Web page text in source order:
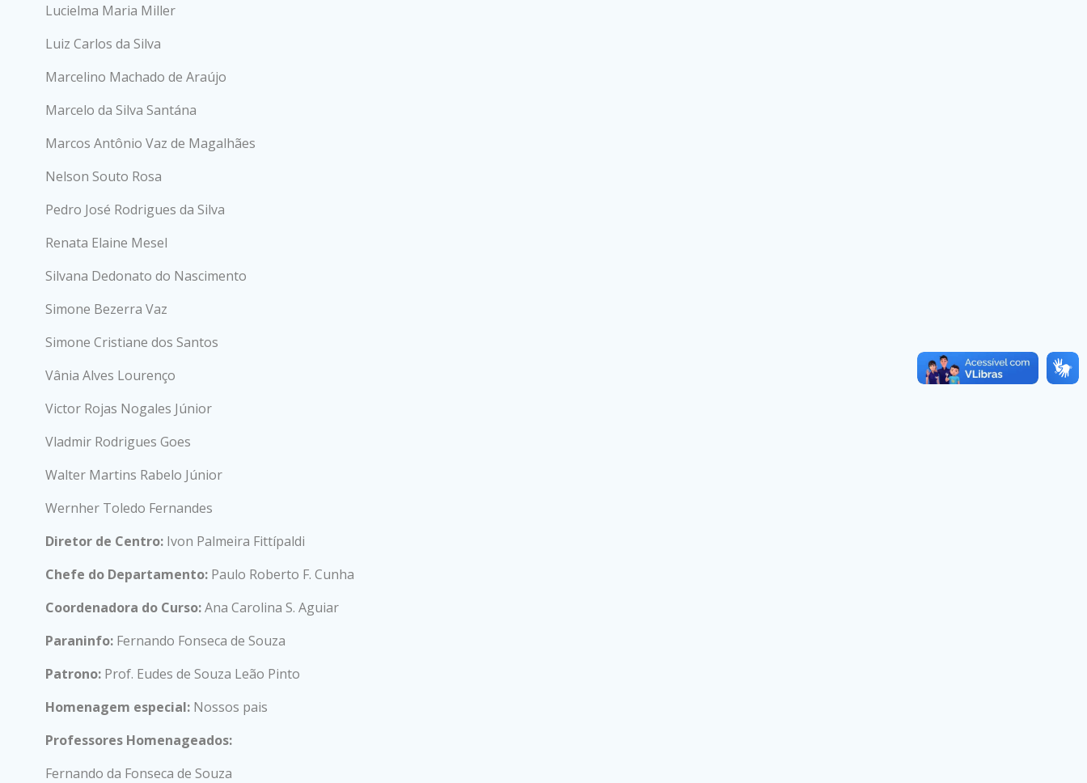
Lucielma Maria Miller
Luiz Carlos da Silva
Marcelino Machado de Araújo
Marcelo da Silva Santána
Marcos Antônio Vaz de Magalhães
Nelson Souto Rosa
Pedro José Rodrigues da Silva
Renata Elaine Mesel
Silvana Dedonato do Nascimento
Simone Bezerra Vaz
Simone Cristiane dos Santos
Vânia Alves Lourenço
Victor Rojas Nogales Júnior
Vladmir Rodrigues Goes
Walter Martins Rabelo Júnior
Wernher Toledo Fernandes
Diretor de Centro: Ivon Palmeira Fittípaldi
Chefe do Departamento: Paulo Roberto F. Cunha
Coordenadora do Curso:Ana Carolina S. Aguiar
Paraninfo: Fernando Fonseca de Souza
Patrono: Prof. Eudes de Souza Leão Pinto
Homenagem especial: Nossos pais
Professores Homenageados:
Fernando da Fonseca de Souza